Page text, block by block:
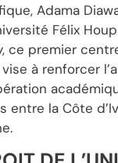
Adama
Félix
ce premier
à renforcer
la Côte